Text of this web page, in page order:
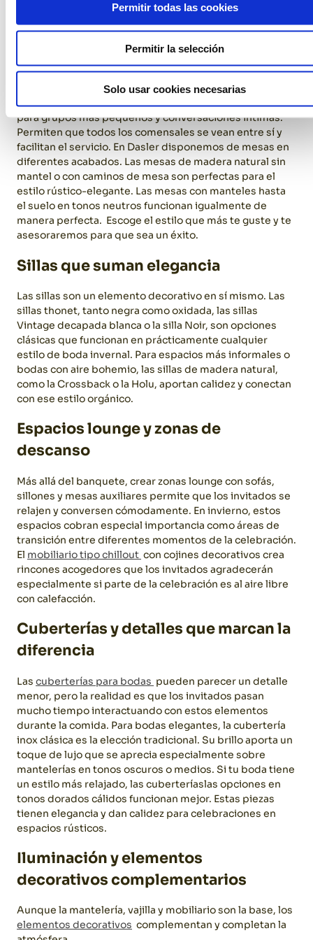
Permitir todas las cookies
Permitir la selección
Solo usar cookies necesarias
Mesas para el banquete
Las mesas rectangulares largas favorecen la
perfectas para bodas en espacios con vigas de madera
o techos altos, ya que ayudan a organizar visualmente el
espacio.Las mesas redondas, por su parte, son ideales
para grupos más pequeños y conversaciones íntimas.
Permiten que todos los comensales se vean entre sí y
facilitan el servicio. En Dasler disponemos de mesas en
diferentes acabados. Las mesas de madera natural sin
mantel o con caminos de mesa son perfectas para el
estilo rústico-elegante. Las mesas con manteles hasta
el suelo en tonos neutros funcionan igualmente de
manera perfecta. Escoge el estilo que más te guste y te
asesoraremos para que sea un éxito.
Sillas que suman elegancia
Las sillas son un elemento decorativo en sí mismo. Las
sillas thonet, tanto negra como oxidada, las sillas
Vintage decapada blanca o la silla Noir, son opciones
clásicas que funcionan en prácticamente cualquier
estilo de boda invernal. Para espacios más informales o
bodas con aire bohemio, las sillas de madera natural,
como la Crossback o la Holu, aportan calidez y conectan
con ese estilo orgánico.
Espacios lounge y zonas de
descanso
Más allá del banquete, crear zonas lounge con sofás,
sillones y mesas auxiliares permite que los invitados se
relajen y conversen cómodamente. En invierno, estos
espacios cobran especial importancia como áreas de
transición entre diferentes momentos de la celebración.
El mobiliario tipo chillout con cojines decorativos crea
rincones acogedores que los invitados agradecerán
especialmente si parte de la celebración es al aire libre
con calefacción.
Cuberterías y detalles que marcan la
diferencia
Las cuberterías para bodas pueden parecer un detalle
menor, pero la realidad es que los invitados pasan
mucho tiempo interactuando con estos elementos
durante la comida. Para bodas elegantes, la cubertería
inox clásica es la elección tradicional. Su brillo aporta un
toque de lujo que se aprecia especialmente sobre
mantelerías en tonos oscuros o medios. Si tu boda tiene
un estilo más relajado, las cuberteríaslas opciones en
tonos dorados cálidos funcionan mejor. Estas piezas
tienen elegancia y dan calidez para celebraciones en
espacios rústicos.
Iluminación y elementos
decorativos complementarios
Aunque la mantelería, vajilla y mobiliario son la base, los
elementos decorativos complementan y completan la